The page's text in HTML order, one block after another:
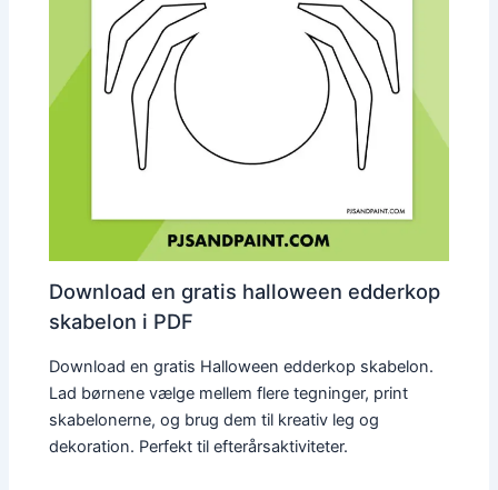
Download en gratis halloween edderkop
skabelon i PDF
Download en gratis Halloween edderkop skabelon.
Lad børnene vælge mellem flere tegninger, print
skabelonerne, og brug dem til kreativ leg og
dekoration. Perfekt til efterårsaktiviteter.